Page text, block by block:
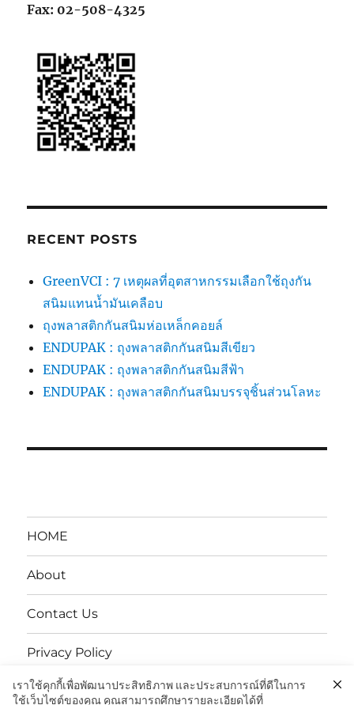
Fax: 02-508-4325
RECENT POSTS
GreenVCI : 7 เหตุผลที่อุตสาหกรรมเลือกใช้ถุงกัน
สนิมแทนน้ำมันเคลือบ
ถุงพลาสติกกันสนิมห่อเหล็กคอยล์
ENDUPAK : ถุงพลาสติกกันสนิมสีเขียว
ENDUPAK : ถุงพลาสติกกันสนิมสีฟ้า
ENDUPAK : ถุงพลาสติกกันสนิมบรรจุชิ้นส่วนโลหะ
HOME
About
Contact Us
Privacy Policy
นโยบายความเป็นส่วนตัว
เราใช้คุกกี้เพื่อพัฒนาประสิทธิภาพ และประสบการณ์ที่ดีในการ
ใช้เว็บไซต์ของคุณ คุณสามารถศึกษารายละเอียดได้ที่